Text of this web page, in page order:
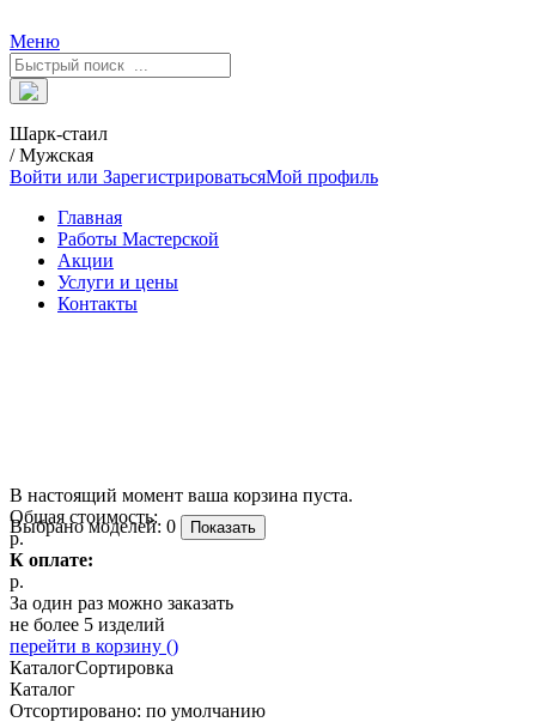
Меню
Шарк-стаил
/ Мужская
Войти или ЗарегистрироватьсяМой профиль
Главная
Работы Мастерской
Акции
Услуги и цены
Контакты
В настоящий момент ваша корзина пуста.
Общая стоимость:
р.
К оплате:
р.
За один раз можно заказать
не более 5 изделий
перейти в корзину ()
КаталогСортировка
Каталог
Отсортировано: по умолчанию
Выбрано моделей: 0